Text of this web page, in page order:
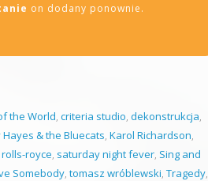
on dodany ponownie.
the World, criteria studio, dekonstrukcja,
Hayes & the Bluecats, Karol Richardson,
rolls-royce, saturday night fever, Sing and
Somebody, tomasz wróblewski, Tragedy,